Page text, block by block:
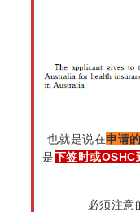
也就是说在申请
是下签时或OSHC
必须注意